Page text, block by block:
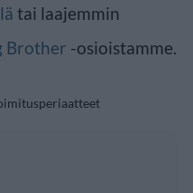
tai laajemmin
Brother -osioistamme.